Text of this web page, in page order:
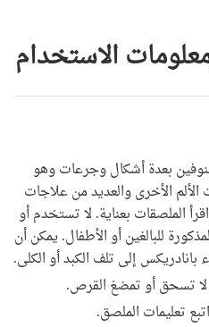
الاستخدام
بعدة أشكال وجرعات وهو
الأخرى والعديد من علاجات
اقرأ الملصقات بعناية. لا تستخدم أو
للبالغين أو الأطفال. يمكن أن
بانادريكس إلى تلف الكبد أو الكلى.
لا تسحق أو تمضغ القرص.
تعليمات الملصق.